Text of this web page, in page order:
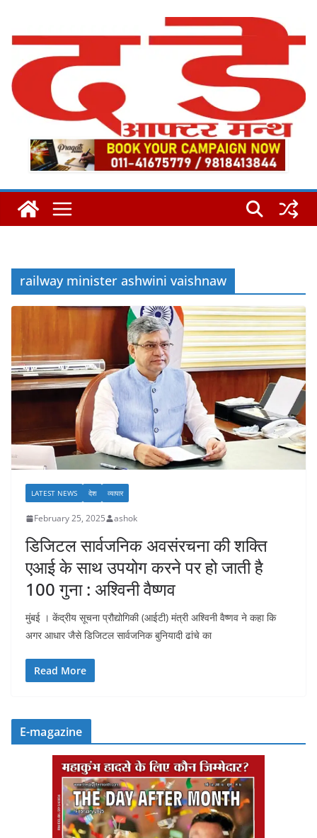
content
railway minister ashwini vaishnaw
LATEST NEWS देश व्यापार
February 25, 2025 ashok
डिजिटल सार्वजनिक अवसंरचना की शक्ति
एआई के साथ उपयोग करने पर हो जाती है
100 गुना : अश्विनी वैष्णव
मुंबई । केंद्रीय सूचना प्रौद्योगिकी (आईटी) मंत्री अश्विनी वैष्णव ने कहा कि
अगर आधार जैसे डिजिटल सार्वजनिक बुनियादी ढांचे का
Read More
E-magazine